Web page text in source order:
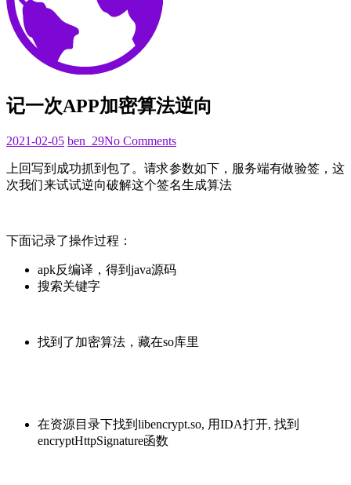
记一次APP加密算法逆向
2021-02-052021-
05
ben_29No Comments
上回写到成功抓到包了。请求参数如下，服务端有做验签，这
次我们来试试逆向破解这个签名生成算法
下面记录了操作过程：
apk反编译，得到java源码
搜索关键字
找到了加密算法，藏在so库里
在资源目录下找到libencrypt.so, 用IDA打开, 找到
encryptHttpSignature函数